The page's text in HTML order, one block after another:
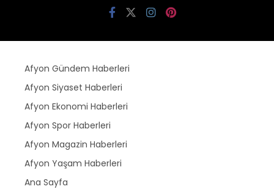
Afyon Gündem Haberleri
Afyon Siyaset Haberleri
Afyon Ekonomi Haberleri
Afyon Spor Haberleri
Afyon Magazin Haberleri
Afyon Yaşam Haberleri
Ana Sayfa